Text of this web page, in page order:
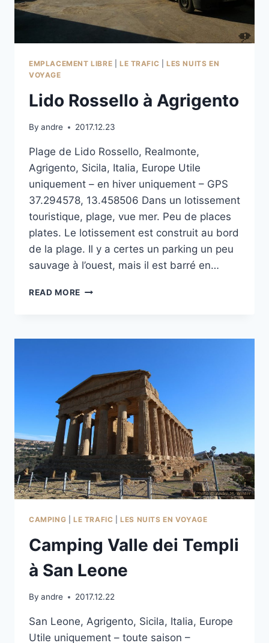
EMPLACEMENT LIBRE LE TRAFIC |LES NUITS EN
VOYAGE
Lido Rossello à Agrigento
By andre 2017.12.23
Plage de Lido Rossello, Realmonte,
Agrigento, Sicila, Italia, Europe Utile
uniquement – en hiver uniquement – GPS
37.294578, 13.458506 Dans un lotissement
touristique, plage, vue mer. Peu de places
plates. Le lotissement est construit au bord
de la plage. Il y a certes un parking un peu
sauvage à l’ouest, mais il est barré en…
READ MORE LIDO
CAMPING LE TRAFIC |LES NUITS EN VOYAGE
Camping Valle dei Templi
à San Leone
By andre 2017.12.22
San Leone, Agrigento, Sicila, Italia, Europe
Utile uniquement – toute saison –